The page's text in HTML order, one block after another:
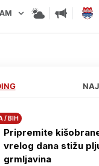
/ BIH
Pripremite
vrelog dana stižu
grmljavina